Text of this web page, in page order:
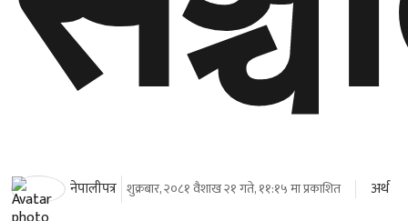
नेपालीपत्र शुक्रबार, २०८१ वैशाख २१ गते, ११:१५ मा प्रकाशित अर्थ